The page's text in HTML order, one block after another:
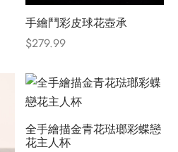
手繪鬥彩皮球花壺承
$279.99
全手繪描金青花琺瑯彩蝶戀
花主人杯